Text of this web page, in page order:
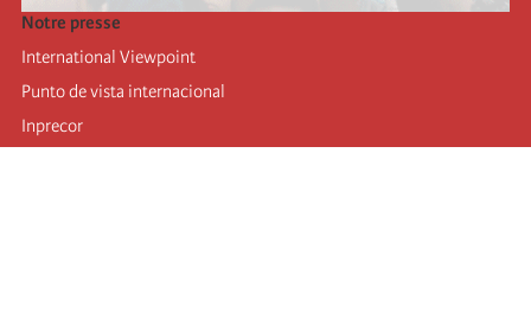
Notre presse
International Viewpoint
Punto de vista internacional
Inprecor